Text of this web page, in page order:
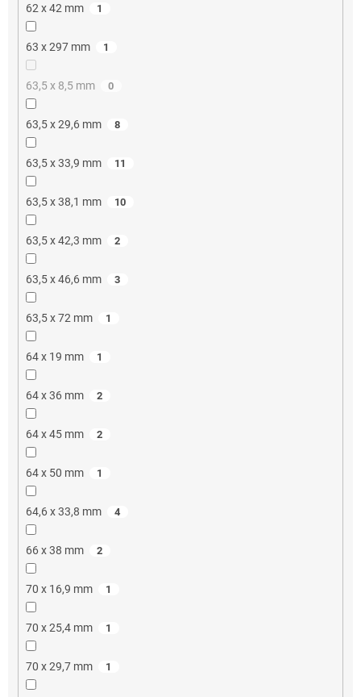
62 x 42 mm 1
63 x 297 mm 1
63,5 x 8,5 mm 0
63,5 x 29,6 mm 8
63,5 x 33,9 mm 11
63,5 x 38,1 mm 10
63,5 x 42,3 mm 2
63,5 x 46,6 mm 3
63,5 x 72 mm 1
64 x 19 mm 1
64 x 36 mm 2
64 x 45 mm 2
64 x 50 mm 1
64,6 x 33,8 mm 4
66 x 38 mm 2
70 x 16,9 mm 1
70 x 25,4 mm 1
70 x 29,7 mm 1